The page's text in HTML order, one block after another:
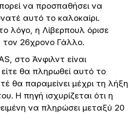
να προσπαθήσει να
αυτό το καλοκαίρι.
λόγο, η Λίβερπουλ όρισε
τον 26χρονο Γάλλο.
στο Άνφιλντ είναι
είτε θα πληρωθεί αυτό το
θα παραμείνει μέχρι τη λήξη
Η πηγή ισχυρίζεται ότι η
να πληρώσει μεταξύ 20